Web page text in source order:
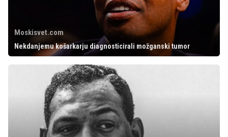
Moskisvet.com
Nekdanjemu košarkarju diagnosticirali možganski tumor